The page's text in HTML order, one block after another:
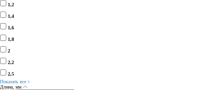
1,2
1,4
1,6
1,8
2
2,2
2,5
Показать все
Длина, мм